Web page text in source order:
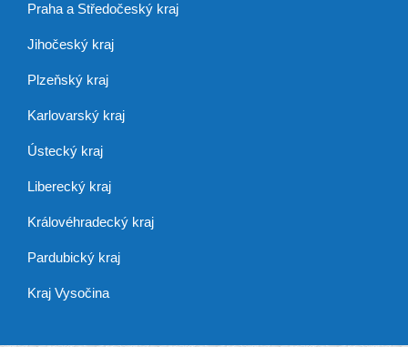
Praha a Středočeský kraj
Jihočeský kraj
Plzeňský kraj
Karlovarský kraj
Ústecký kraj
Liberecký kraj
Královéhradecký kraj
Pardubický kraj
Kraj Vysočina